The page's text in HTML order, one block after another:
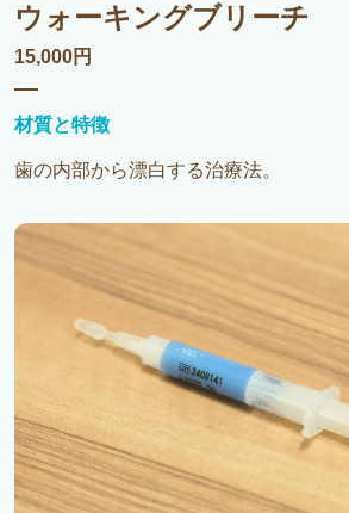
ウォーキングブリーチ
15,000円
材質と特徴
歯の内部から漂白する治療法。